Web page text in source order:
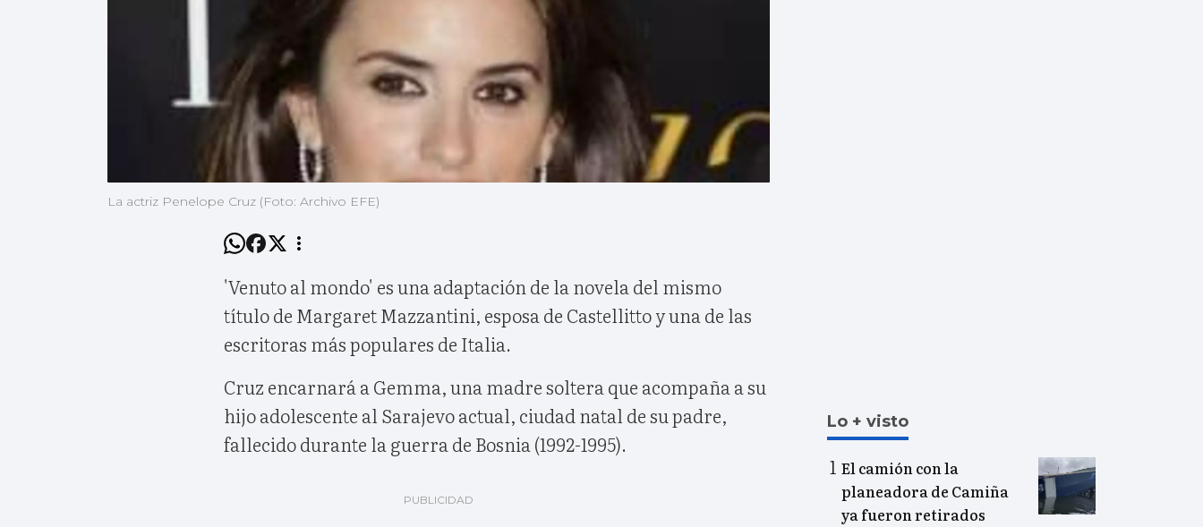
La actriz Penelope Cruz (Foto: Archivo EFE)
'Venuto al mondo' es una adaptación de la novela del mismo
título de Margaret Mazzantini, esposa de Castellitto y una de las
escritoras más populares de Italia.
Cruz encarnará a Gemma, una madre soltera que acompaña a su
hijo adolescente al Sarajevo actual, ciudad natal de su padre,
fallecido durante la guerra de Bosnia (1992-1995).
Lo + visto
El camión con la
planeadora de Camiña
ya fueron retirados